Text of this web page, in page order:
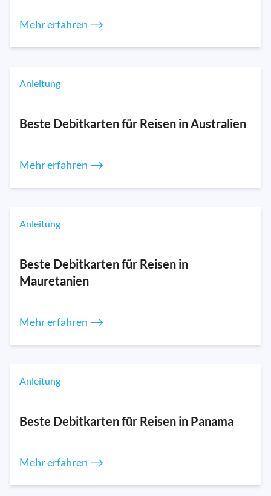
Mehr erfahren ⟶
Anleitung
Beste Debitkarten für Reisen in Australien
Mehr erfahren ⟶
Anleitung
Beste Debitkarten für Reisen in
Mauretanien
Mehr erfahren ⟶
Anleitung
Beste Debitkarten für Reisen in Panama
Mehr erfahren ⟶